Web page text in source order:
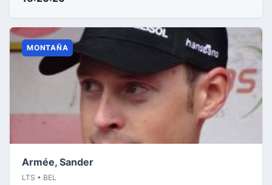
MONTAÑA
Armée, Sander
LTS • BEL